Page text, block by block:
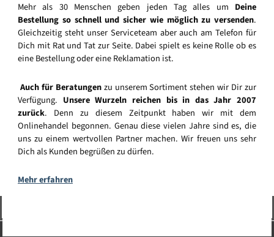
Mehr als 30 Menschen geben jeden Tag alles um Deine
Bestellung so schnell und sicher wie möglich zu versenden.
Gleichzeitig steht unser Serviceteam aber auch am Telefon für
Dich mit Rat und Tat zur Seite. Dabei spielt es keine Rolle ob es
eine Bestellung oder eine Reklamation ist.
Auch für Beratungenzu unserem Sortiment stehen wir Dir zur
Verfügung. Unsere Wurzeln reichen bis in das Jahr 2007
zurück. Denn zu diesem Zeitpunkt haben wir mit dem
Onlinehandel begonnen. Genau diese vielen Jahre sind es, die
uns zu einem wertvollen Partner machen. Wir freuen uns sehr
Dich als Kunden begrüßen zu dürfen.
Mehr erfahren